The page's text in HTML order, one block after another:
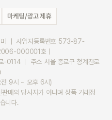
마케팅/광고 제휴
미 ｜ 사업자등록번호 573-87-
000001호 |
-0114 ｜ 주소 서울 종로구 청계천로
9시 ~ 오후 6시)
매의 당사자가 아니며 상품 거래정
니다.